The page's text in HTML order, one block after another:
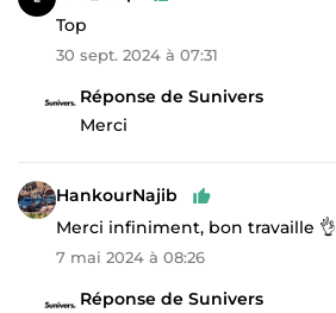
Top
30 sept. 2024 à 07:31
Réponse de Sunivers
Merci
HankourNajib
Merci infiniment, bon travaille 👌
7 mai 2024 à 08:26
Réponse de Sunivers